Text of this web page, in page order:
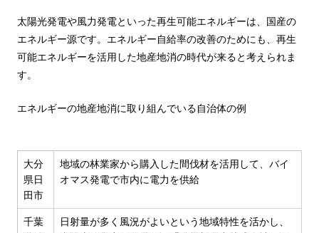
太陽光発電や風力発電といった再生可能エネルギーは、国産の
エネルギー源です。エネルギー自給率の改善のためにも、再生
可能エネルギーを活用した地産地消の時代が来ると考えられま
す。
エネルギーの地産地消に取り組んでいる自治体の例
大分
県日
田市
地域の林業家から購入した間伐材を活用して、バイ
オマス発電で市内に電力を供給
千葉
日射量が多く風況がよいという地域特性を活かし、